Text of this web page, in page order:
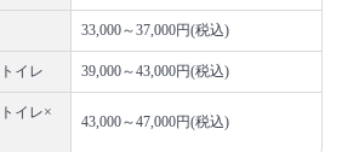
33,000～37,000円(税込)
イレ 39,000～43,000円(税込)
イレ×
43,000～47,000円(税込)